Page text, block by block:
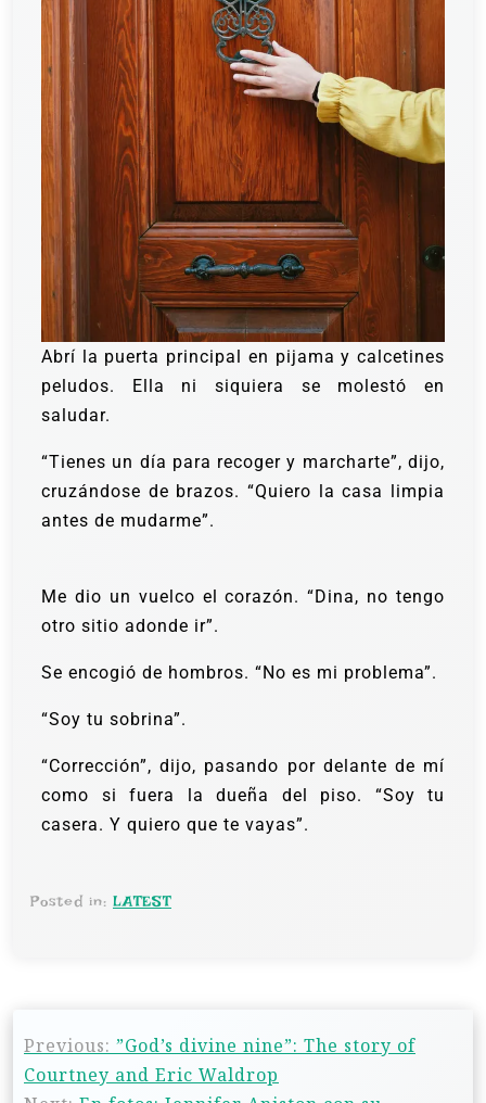
Abrí la puerta principal en pijama y calcetines
peludos. Ella ni siquiera se molestó en
saludar.
“Tienes un día para recoger y marcharte”, dijo,
cruzándose de brazos. “Quiero la casa limpia
antes de mudarme”.
Me dio un vuelco el corazón. “Dina, no tengo
otro sitio adonde ir”.
Se encogió de hombros. “No es mi problema”.
“Soy tu sobrina”.
“Corrección”, dijo, pasando por delante de mí
como si fuera la dueña del piso. “Soy tu
casera. Y quiero que te vayas”.
Posted in: LATEST
Previous: ”God’s divine nine”: The story of
Courtney and Eric Waldrop